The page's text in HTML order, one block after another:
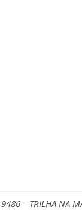
– TRILHA NA